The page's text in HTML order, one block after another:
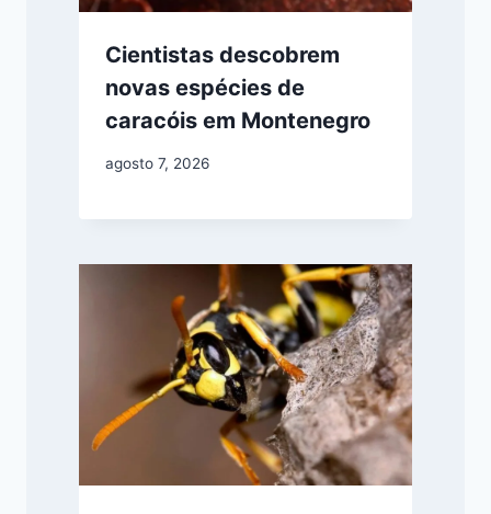
Cientistas descobrem
novas espécies de
caracóis em Montenegro
agosto 7, 2026